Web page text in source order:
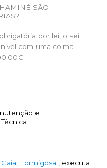
SÃO
por lei, o sei
com uma coima
e
Formigosa , executa